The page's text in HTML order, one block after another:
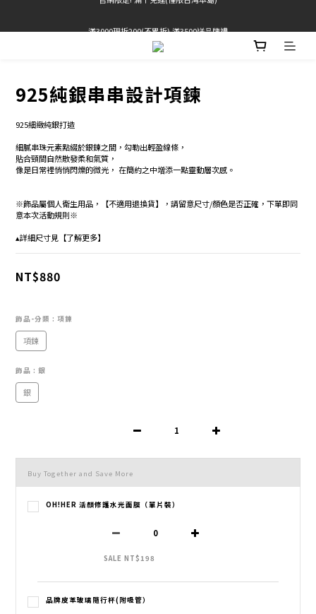
Free Shipping On Orders Over $2000 (TW Only)
官網限定! 滿千免運(僅限台灣本島)
925純銀串串設計項鍊
925細緻純銀打造
細膩串珠元素點綴於銀鍊之間，勾勒出輕盈線條，
貼合頸間自然散發柔和氣質，
像是日常裡悄悄閃爍的微光， 在簡約之中增添一點靈動層次感。
※飾品屬個人衛生用品，【不適用退換貨】，請留意尺寸/顏色是否正確，下單即同
意本次活動規則※
▴詳細尺寸見【了解更多】
NT$880
飾品-分類 : 項鍊
項鍊
飾品 : 銀
銀
Buy Together and Save More
OH!HER 活顏修護水光面膜（單片裝）
SALE NT$198
品牌皮革玻璃隨行杯(附吸管）